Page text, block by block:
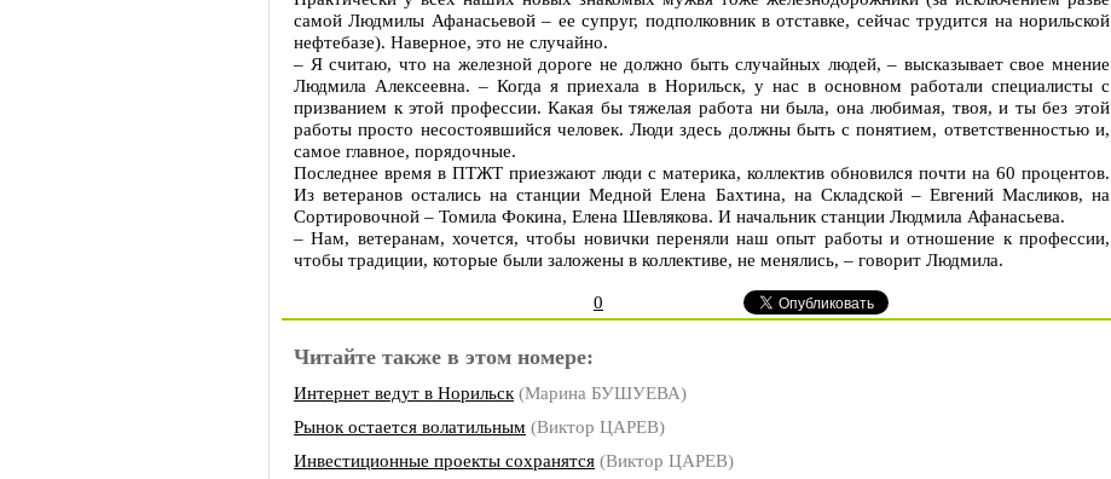
самой Людмилы Афанасьевой – ее супруг, подполковник в отставке, сейчас трудится на норильской
нефтебазе). Наверное, это не случайно.
– Я считаю, что на железной дороге не должно быть случайных людей, – высказывает свое мнение
Людмила Алексеевна. – Когда я приехала в Норильск, у нас в основном работали специалисты с
призванием к этой профессии. Какая бы тяжелая работа ни была, она любимая, твоя, и ты без этой
работы просто несостоявшийся человек. Люди здесь должны быть с понятием, ответственностью и,
самое главное, порядочные.
Последнее время в ПТЖТ приезжают люди с материка, коллектив обновился почти на 60 процентов.
Из ветеранов остались на станции Медной Елена Бахтина, на Складской – Евгений Масликов, на
Сортировочной – Томила Фокина, Елена Шевлякова. И начальник станции Людмила Афанасьева.
– Нам, ветеранам, хочется, чтобы новички переняли наш опыт работы и отношение к профессии,
чтобы традиции, которые были заложены в коллективе, не менялись, – говорит Людмила.
0
Читайте также в этом номере:
Интернет ведут в Норильск (Марина БУШУЕВА)
Рынок остается волатильным (Виктор ЦАРЕВ)
Инвестиционные проекты сохранятся (Виктор ЦАРЕВ)